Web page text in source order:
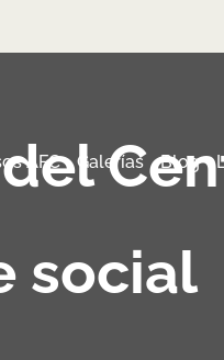
AFC Galerías Blog
social